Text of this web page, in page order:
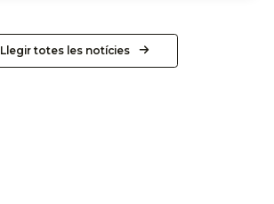
Llegir totes les notícies